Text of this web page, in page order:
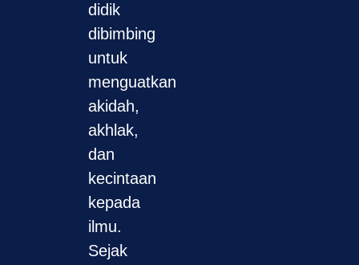
didik
dibimbing
untuk
menguatkan
akidah,
akhlak,
dan
kecintaan
kepada
ilmu.
Sejak